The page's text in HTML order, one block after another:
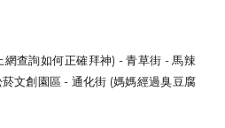
查詢如何正確拜神) - 青草街 - 馬辣
文創園區 - 通化街 (媽媽經過臭豆腐